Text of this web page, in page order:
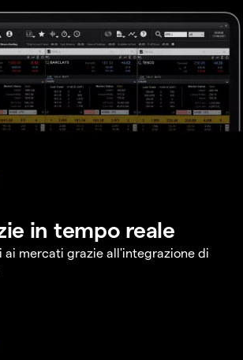
in tempo reale
ai mercati grazie all'integrazione di